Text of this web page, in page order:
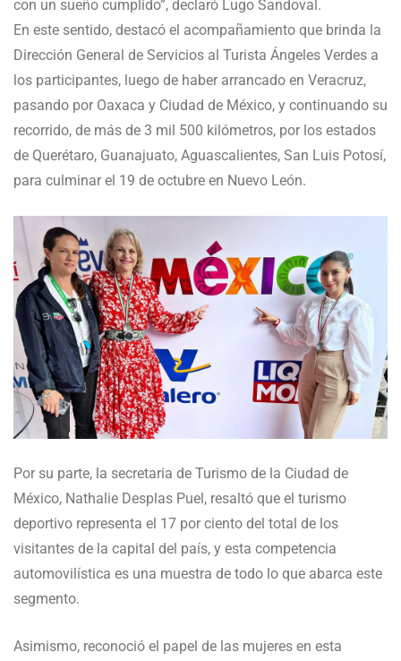
con un sueño cumplido”, declaró Lugo Sandoval.
En este sentido, destacó el acompañamiento que brinda la
Dirección General de Servicios al Turista Ángeles Verdes a
los participantes, luego de haber arrancado en Veracruz,
pasando por Oaxaca y Ciudad de México, y continuando su
recorrido, de más de 3 mil 500 kilómetros, por los estados
de Querétaro, Guanajuato, Aguascalientes, San Luis Potosí,
para culminar el 19 de octubre en Nuevo León.
Por su parte, la secretaria de Turismo de la Ciudad de
México, Nathalie Desplas Puel, resaltó que el turismo
deportivo representa el 17 por ciento del total de los
visitantes de la capital del país, y esta competencia
automovilística es una muestra de todo lo que abarca este
segmento.
Asimismo, reconoció el papel de las mujeres en esta